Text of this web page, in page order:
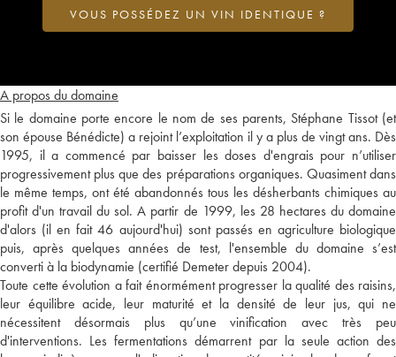
A propos du domaine
Si le domaine porte encore le nom de ses parents, Stéphane Tissot (et
son épouse Bénédicte) a rejoint l’exploitation il y a plus de vingt ans. Dès
1995, il a commencé par baisser les doses d'engrais pour n’utiliser
progressivement plus que des préparations organiques. Quasiment dans
le même temps, ont été abandonnés tous les désherbants chimiques au
profit d'un travail du sol. A partir de 1999, les 28 hectares du domaine
d'alors (il en fait 46 aujourd'hui) sont passés en agriculture biologique
puis, après quelques années de test, l'ensemble du domaine s’est
converti à la biodynamie (certifié Demeter depuis 2004).
Toute cette évolution a fait énormément progresser la qualité des raisins,
leur équilibre acide, leur maturité et la densité de leur jus, qui ne
nécessitent désormais plus qu’une vinification avec très peu
d'interventions. Les fermentations démarrent par la seule action des
VOUS POSSÉDEZ UN VIN IDENTIQUE ?